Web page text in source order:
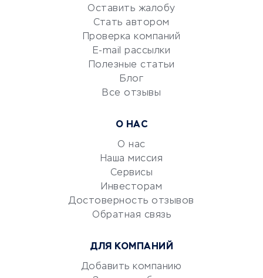
Красота и здоровье
Сервисы по поиску работы
Сетевой маркетинг
УСЛУГИ ДЛЯ БИЗНЕСА
документооборот
Юридические компании
Аудиторские компании
Бухгалтерия онлайн
Оставить жалобу
Стать автором
Проверка компаний
E-mail рассылки
Полезные статьи
Блог
Все отзывы
О НАС
О нас
Наша миссия
Сервисы
Инвесторам
Достоверность отзывов
Обратная связь
ДЛЯ КОМПАНИЙ
Добавить компанию